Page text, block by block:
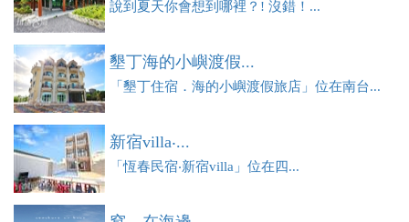
說到夏天你會想到哪裡？! 沒錯！...
墾丁海的小嶼渡假...
「墾丁住宿．海的小嶼渡假旅店」位在南台...
新宿villa‧...
「恆春民宿‧新宿villa」位在四...